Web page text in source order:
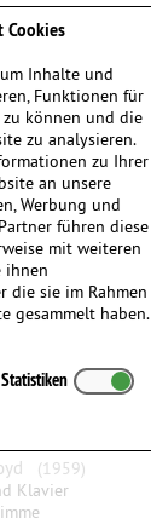
(1959)
Klavier
Cookies
Inhalte und
Funktionen für
können und die
zu analysieren.
zu Ihrer
an unsere
Werbung und
führen diese
mit weiteren
ihnen
die sie im Rahmen
gesammelt haben.
Statistiken